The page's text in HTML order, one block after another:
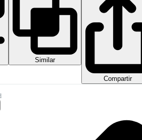
Similar
Compartir